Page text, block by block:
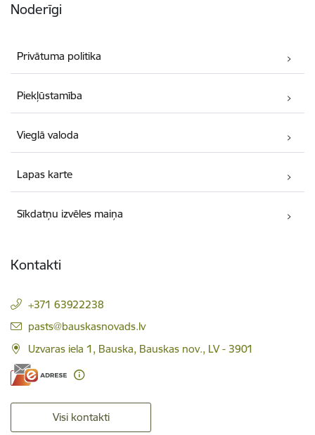
Noderīgi
Privātuma politika
Piekļūstamība
Vieglā valoda
Lapas karte
Sīkdatņu izvēles maiņa
Kontakti
+371 63922238
E-pasts:
pasts@bauskasnovads.lv
Uzvaras iela 1, Bauska, Bauskas nov., LV - 3901
Visi kontakti